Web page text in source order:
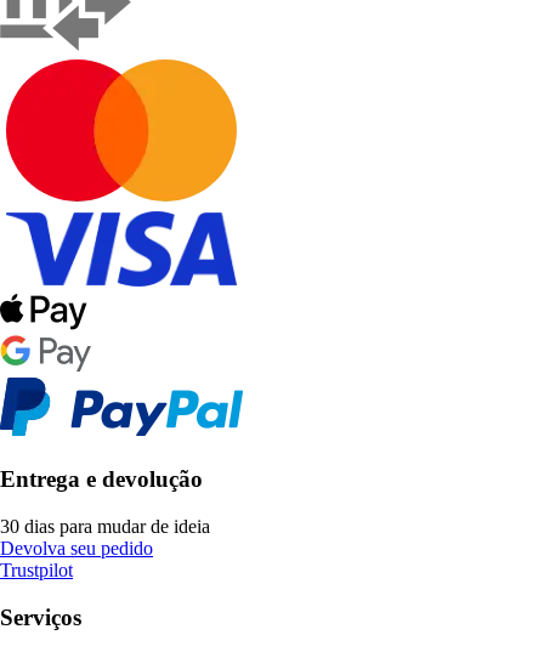
Entrega e devolução
30 dias para mudar de ideia
Devolva seu pedido
Trustpilot
Serviços